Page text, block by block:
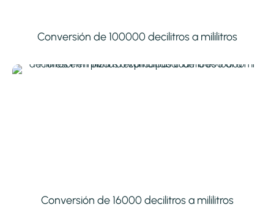
Conversión de 100000 decilitros a mililitros
Conversión de 16000 decilitros a mililitros